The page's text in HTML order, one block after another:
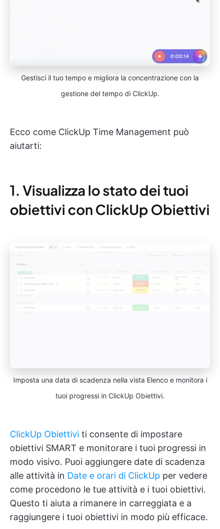
Gestisci il tuo tempo e migliora la concentrazione con la
gestione del tempo di ClickUp.
Ecco come ClickUp Time Management può
aiutarti:
1. Visualizza lo stato dei tuoi
obiettivi con ClickUp Obiettivi
Imposta una data di scadenza nella vista Elenco e monitora i
tuoi progressi in ClickUp Obiettivi.
ClickUp Obiettivi ti consente di impostare
obiettivi SMART e monitorare i tuoi progressi in
modo visivo. Puoi aggiungere date di scadenza
alle attività in Date e orari di ClickUp per vedere
come procedono le tue attività e i tuoi obiettivi.
Questo ti aiuta a rimanere in carreggiata e a
raggiungere i tuoi obiettivi in modo più efficace.